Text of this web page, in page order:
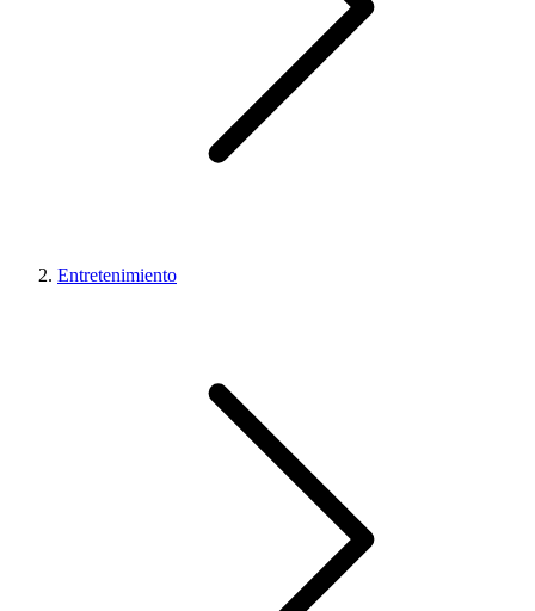
Entretenimiento